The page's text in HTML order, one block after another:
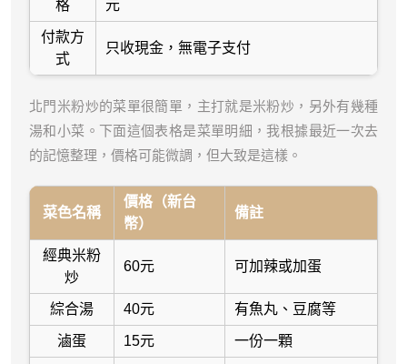
格
元
付款方
式
只收現金，無電子支付
北門米粉炒的菜單很簡單，主打就是米粉炒，另外有幾種
湯和小菜。下面這個表格是菜單明細，我根據最近一次去
的記憶整理，價格可能微調，但大致是這樣。
菜色名稱
價格（新台
幣）
備註
經典米粉
炒
60元 可加辣或加蛋
綜合湯 40元 有魚丸、豆腐等
滷蛋 15元 一份一顆